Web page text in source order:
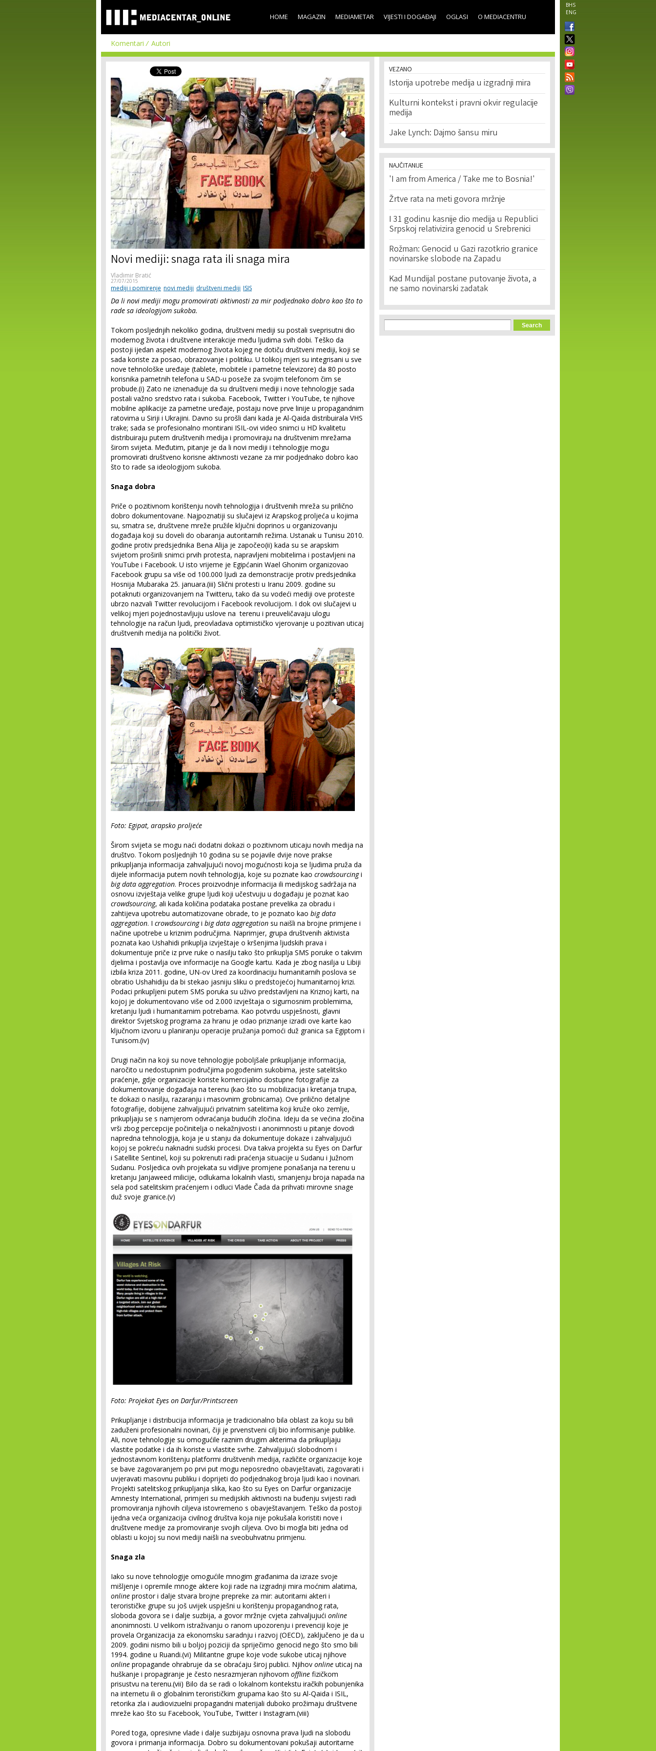
main
content
BHS
ENG
HOME MAGAZIN MEDIAMETAR VIJESTI I DOGAĐAJI OGLASI O MEDIACENTRU
Komentari Autori
Novi mediji: snaga rata ili snaga mira
Vladimir Bratić
27/07/2015
mediji i pomirenje novi mediji društveni mediji ISIS
Da li novi mediji mogu promovirati aktivnosti za mir podjednako dobro kao što to
rade sa ideologijom sukoba.
Tokom posljednjih nekoliko godina, društveni mediji su postali sveprisutni dio
modernog života i društvene interakcije među ljudima svih dobi. Teško da
postoji ijedan aspekt modernog života kojeg ne dotiču društveni mediji, koji se
sada koriste za posao, obrazovanje i politiku. U tolikoj mjeri su integrisani u sve
nove tehnološke uređaje (tablete, mobitele i pametne televizore) da 80 posto
korisnika pametnih telefona u SAD-u poseže za svojim telefonom čim se
probude.(i) Zato ne iznenađuje da su društveni mediji i nove tehnologije sada
postali važno sredstvo rata i sukoba. Facebook, Twitter i YouTube, te njihove
mobilne aplikacije za pametne uređaje, postaju nove prve linije u propagandnim
ratovima u Siriji i Ukrajini. Davno su prošli dani kada je Al-Qaida distribuirala VHS
trake; sada se profesionalno montirani ISIL-ovi video snimci u HD kvalitetu
distribuiraju putem društvenih medija i promoviraju na društvenim mrežama
širom svijeta. Međutim, pitanje je da li novi mediji i tehnologije mogu
promovirati društveno korisne aktivnosti vezane za mir podjednako dobro kao
što to rade sa ideologijom sukoba.
Snaga dobra
Priče o pozitivnom korištenju novih tehnologija i društvenih mreža su prilično
dobro dokumentovane. Najpoznatiji su slučajevi iz Arapskog proljeća u kojima
su, smatra se, društvene mreže pružile ključni doprinos u organizovanju
događaja koji su doveli do obaranja autoritarnih režima. Ustanak u Tunisu 2010.
godine protiv predsjednika Bena Alija je započeo(ii) kada su se arapskim
svijetom proširili snimci prvih protesta, napravljeni mobitelima i postavljeni na
YouTube i Facebook. U isto vrijeme je Egipćanin Wael Ghonim organizovao
Facebook grupu sa više od 100.000 ljudi za demonstracije protiv predsjednika
Hosnija Mubaraka 25. januara.(iii) Slični protesti u Iranu 2009. godine su
potaknuti organizovanjem na Twitteru, tako da su vodeći mediji ove proteste
ubrzo nazvali Twitter revolucijom i Facebook revolucijom. I dok ovi slučajevi u
velikoj mjeri pojednostavljuju uslove na terenu i preuveličavaju ulogu
tehnologije na račun ljudi, preovladava optimističko vjerovanje u pozitivan uticaj
društvenih medija na politički život.
Foto: Egipat, arapsko proljeće
Širom svijeta se mogu naći dodatni dokazi o pozitivnom uticaju novih medija na
društvo. Tokom posljednjih 10 godina su se pojavile dvije nove prakse
prikupljanja informacija zahvaljujući novoj mogućnosti koja se ljudima pruža da
dijele informacija putem novih tehnologija, koje su poznate kao crowdsourcingi
big data aggregation. Proces proizvodnje informacija ili medijskog sadržaja na
osnovu izvještaja velike grupe ljudi koji učestvuju u događaju je poznat kao
crowdsourcing, ali kada količina podataka postane prevelika za obradu i
zahtijeva upotrebu automatizovane obrade, to je poznato kao big data
aggregation. I crowdsourcingi big data aggregation su naišli na brojne primjene i
načine upotrebe u kriznim područjima. Naprimjer, grupa društvenih aktivista
poznata kao Ushahidi prikuplja izvještaje o kršenjima ljudskih prava i
dokumentuje priče iz prve ruke o nasilju tako što prikuplja SMS poruke o takvim
djelima i postavlja ove informacije na Google kartu. Kada je zbog nasilja u Libiji
izbila kriza 2011. godine, UN-ov Ured za koordinaciju humanitarnih poslova se
obratio Ushahidiju da bi stekao jasniju sliku o predstojećoj humanitarnoj krizi.
Podaci prikupljeni putem SMS poruka su uživo predstavljeni na Kriznoj karti, na
kojoj je dokumentovano više od 2.000 izvještaja o sigurnosnim problemima,
kretanju ljudi i humanitarnim potrebama. Kao potvrdu uspješnosti, glavni
direktor Svjetskog programa za hranu je odao priznanje izradi ove karte kao
ključnom izvoru u planiranju operacije pružanja pomoći duž granica sa Egiptom i
Tunisom.(iv)
Drugi način na koji su nove tehnologije poboljšale prikupljanje informacija,
naročito u nedostupnim područjima pogođenim sukobima, jeste satelitsko
praćenje, gdje organizacije koriste komercijalno dostupne fotografije za
dokumentovanje događaja na terenu (kao što su mobilizacija i kretanja trupa,
te dokazi o nasilju, razaranju i masovnim grobnicama). Ove prilično detaljne
fotografije, dobijene zahvaljujući privatnim satelitima koji kruže oko zemlje,
prikupljaju se s namjerom odvraćanja budućih zločina. Ideju da se većina zločina
vrši zbog percepcije počinitelja o nekažnjivosti i anonimnosti u pitanje dovodi
napredna tehnologija, koja je u stanju da dokumentuje dokaze i zahvaljujući
kojoj se pokreću naknadni sudski procesi. Dva takva projekta su Eyes on Darfur
i Satellite Sentinel, koji su pokrenuti radi praćenja situacije u Sudanu i Južnom
Sudanu. Posljedica ovih projekata su vidljive promjene ponašanja na terenu u
kretanju Janjaweed milicije, odlukama lokalnih vlasti, smanjenju broja napada na
sela pod satelitskim praćenjem i odluci Vlade Čada da prihvati mirovne snage
duž svoje granice.(v)
Foto: Projekat Eyes on Darfur/Printscreen
Prikupljanje i distribucija informacija je tradicionalno bila oblast za koju su bili
zaduženi profesionalni novinari, čiji je prvenstveni cilj bio informisanje publike.
Ali, nove tehnologije su omogućile raznim drugim akterima da prikupljaju
vlastite podatke i da ih koriste u vlastite svrhe. Zahvaljujući slobodnom i
jednostavnom korištenju platformi društvenih medija, različite organizacije koje
se bave zagovaranjem po prvi put mogu neposredno obavještavati, zagovarati i
uvjeravati masovnu publiku i doprijeti do podjednakog broja ljudi kao i novinari.
Projekti satelitskog prikupljanja slika, kao što su Eyes on Darfur organizacije
Amnesty International, primjeri su medijskih aktivnosti na buđenju svijesti radi
promoviranja njihovih ciljeva istovremeno s obavještavanjem. Teško da postoji
ijedna veća organizacija civilnog društva koja nije pokušala koristiti nove i
društvene medije za promoviranje svojih ciljeva. Ovo bi mogla biti jedna od
oblasti u kojoj su novi mediji naišli na sveobuhvatnu primjenu.
Snaga zla
Iako su nove tehnologije omogućile mnogim građanima da izraze svoje
mišljenje i opremile mnoge aktere koji rade na izgradnji mira moćnim alatima,
online prostor i dalje stvara brojne prepreke za mir: autoritarni akteri i
terorističke grupe su još uvijek uspješni u korištenju propagandnog rata,
sloboda govora se i dalje suzbija, a govor mržnje cvjeta zahvaljujući online
anonimnosti. U velikom istraživanju o ranom upozorenju i prevenciji koje je
provela Organizacija za ekonomsku saradnju i razvoj (OECD), zaključeno je da u
2009. godini nismo bili u boljoj poziciji da spriječimo genocid nego što smo bili
1994. godine u Ruandi.(vi) Militantne grupe koje vode sukobe uticaj njihove
online propagande ohrabruje da se obraćaju široj publici. Njihov online uticaj na
huškanje i propagiranje je često nesrazmjeran njihovom offline fizičkom
prisustvu na terenu.(vii) Bilo da se radi o lokalnom kontekstu iračkih pobunjenika
na internetu ili o globalnim terorističkim grupama kao što su Al-Qaida i ISIL,
retorika zla i audiovizuelni propagandni materijali duboko prožimaju društvene
mreže kao što su Facebook, YouTube, Twitter i Instagram.(viii)
Pored toga, opresivne vlade i dalje suzbijaju osnovna prava ljudi na slobodu
govora i primanja informacija. Dobro su dokumentovani pokušaji autoritarne
VEZANO
Istorija upotrebe medija u izgradnji mira
Kulturni kontekst i pravni okvir regulacije
medija
Jake Lynch: Dajmo šansu miru
NAJČITANIJE
'I am from America / Take me to Bosnia!'
Žrtve rata na meti govora mržnje
I 31 godinu kasnije dio medija u Republici
Srpskoj relativizira genocid u Srebrenici
Rožman: Genocid u Gazi razotkrio granice
novinarske slobode na Zapadu
Kad Mundijal postane putovanje života, a
ne samo novinarski zadatak
Search form
Search